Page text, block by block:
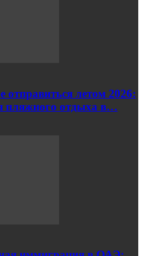
отправиться летом 2026:
пляжного отдыха в…